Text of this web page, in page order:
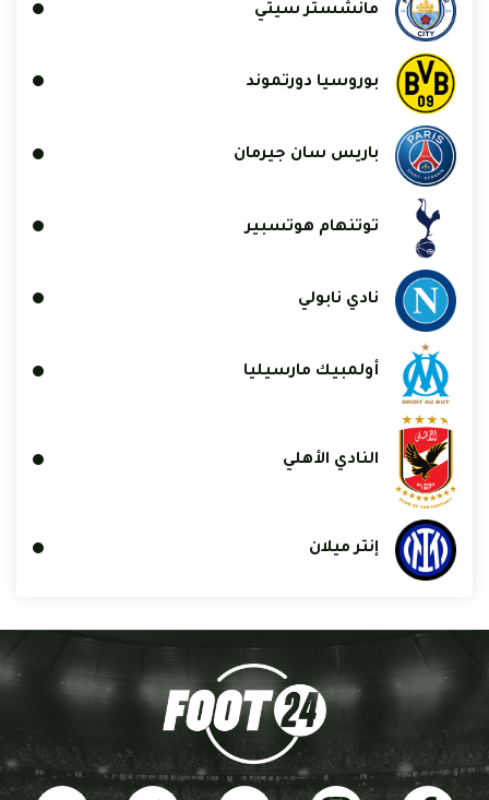
مانشستر سيتي
بوروسيا دورتموند
باريس سان جيرمان
توتنهام هوتسبير
نادي نابولي
أولمبيك مارسيليا
النادي الأهلي
إنتر ميلان